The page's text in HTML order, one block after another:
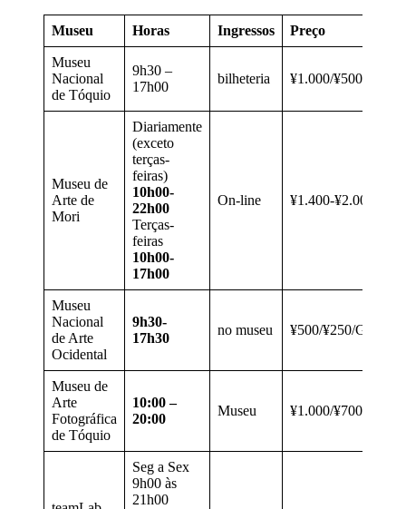
Museu Horas Ingressos Preço
Museu
Nacional
de Tóquio
9h30 –
17h00
bilheteria ¥1.000/¥500/Grátis
Museu de
Arte de
Mori
Diariamente
(exceto
terças-
feiras)
10h00-
22h00
Terças-
feiras
10h00-
17h00
On-line ¥1.400-¥2.000
Museu
Nacional
de Arte
Ocidental
9h30-
17h30
no museu ¥500/¥250/Grátis
Museu de
Arte
Fotográfica
de Tóquio
10:00 –
20:00
Museu ¥1.000/¥700/¥400/
Seg a Sex
9h00 às
21h00